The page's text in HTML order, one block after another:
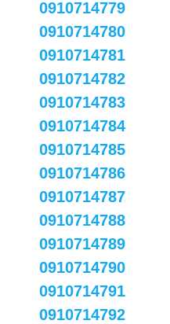
0910714779
0910714780
0910714781
0910714782
0910714783
0910714784
0910714785
0910714786
0910714787
0910714788
0910714789
0910714790
0910714791
0910714792